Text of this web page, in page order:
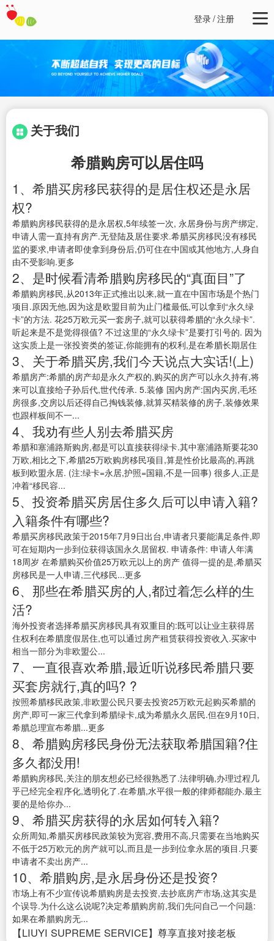
登录/注册
关于我们
希腊购房可以居住吗
1、希腊买房移民获得的是居住权还是永居
权?
希腊购房移民获得的是永居权,5年续签一次, 永居身份与房产绑定,
申请人需一直持有房产.无登陆及居住要求.希腊买房移民没有移民
监的要求,申请者即使拿到身份后,仍可住在中国或其他地方,人身自
由不受影响.更多
2、是时候看清希腊购房移民的“真面目”了
希腊购房移民,从2013年正式推出以来,就一直在中国市场是个热门
项目.原因无他,因为这是欧盟目前为止门槛最低,可以拿到“永久绿
卡”的方法. 花25万欧元买一套房子,就可以获得希腊的“永久绿卡”.
听起来是不是觉得很值? 不过这里的“永久绿卡”是要打引号的. 因为
这实质上是一张投资类的签证,你能拥有的权利,是在希腊长期居住
3、关于希腊买房,我们今天说点大实话!(上)
希腊房产:希腊的房产却是永久产权的,购买的房产可以永久持有,将
来可以直接给子孙后代,世代传承. 5.装修 国内房产:国内买房,毛坯
房很多,交房以后还得自己掏钱装修,就算买精装修的房子,装修效果
也跟样板间不一...
4、我劝有些人别去希腊买房
希腊和塞浦路斯购房,都是可以直接获得绿卡.其中塞浦路斯要花30
万欧,相比之下,希腊25万欧购房移民项目,算是性价比最高的,再跳
板到欧盟永居. (注:绿卡=永居,护照=国籍,不是一回事) 很多人,正是
冲着“移民容...
5、投资希腊买房居住多久后可以申请入籍?
入籍条件有哪些?
希腊买房移民政策于2015年7月9日出台,申请者只要能满足条件,即
可在短期内一步到位获得该国永久居留权. 申请条件: 申请人年满
18周岁 在希腊购买价值25万欧元以上的房产 值得一提的是,希腊买
房移民是一人申请,三代移民...更多
6、那些在希腊买房的人,都过着怎么样的生
活?
海外投资者选择希腊买房移民具有双重目的:既可以让业主获得居
住权利在希腊度假居住,也可以通过房产租赁获得投资收入.买家中
相当一部分为非欧盟公...
7、一直很喜欢希腊,最近听说移民希腊只要
买套房就行,真的吗? ?
按照希腊移民政策,非欧盟公民只要去投资25万欧元起购买希腊的
房产,即可一家三代拿到希腊绿卡,成为希腊永久居民.但在9月10日,
希腊总理宣布希腊...更多
8、希腊购房移民身份无法获取希腊国籍?住
多久都没用!
希腊购房移民,关注的朋友想必已经很熟悉了.法律明确,办理过程几
乎已经完全程序化,透明化了.在希腊,水平很一般的律师都能办.最主
要的是给你办...
9、希腊买房获得的永居如何转入籍?
众所周知,希腊买房移民政策较为宽容,费用不高,只需要在当地购买
不低于25万欧元的房产就可以,而且是一步到位拿永居的项目.只要
申请者不卖出房产...
10、希腊购房,是永居身份还是投资?
市场上有不少宣传说希腊购房是去投资,去抄底房产市场,这其实是
个误导.为什么这么说呢?决定希腊购房前,我们先问自己一个问题:
如果在希腊购房无...
【LIUYI SUPREME SERVICE】尊享直接对接老板